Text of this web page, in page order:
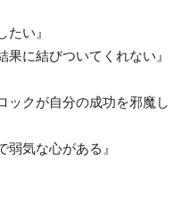
たい』
果に結びついてくれない』
ックが自分の成功を邪魔し
気な心がある』